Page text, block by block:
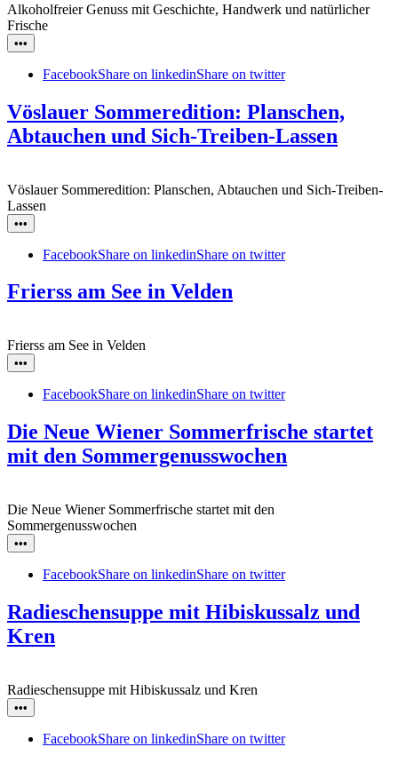
Alkoholfreier Genuss mit Geschichte, Handwerk und natürlicher
Frische
•••
FacebookShare on linkedinShare on twitter
Vöslauer Sommeredition: Planschen,
Abtauchen und Sich-Treiben-Lassen
Vöslauer Sommeredition: Planschen, Abtauchen und Sich-Treiben-
Lassen
•••
FacebookShare on linkedinShare on twitter
Frierss am See in Velden
Frierss am See in Velden
•••
FacebookShare on linkedinShare on twitter
Die Neue Wiener Sommerfrische startet
mit den Sommergenusswochen
Die Neue Wiener Sommerfrische startet mit den
Sommergenusswochen
•••
FacebookShare on linkedinShare on twitter
Radieschensuppe mit Hibiskussalz und
Kren
Radieschensuppe mit Hibiskussalz und Kren
•••
FacebookShare on linkedinShare on twitter